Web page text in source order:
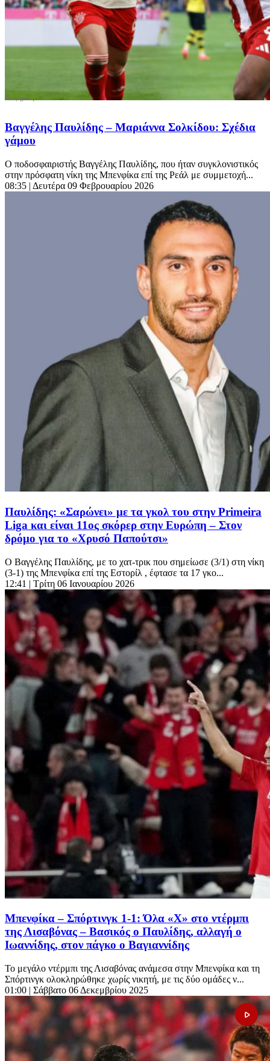
Βαγγέλης Παυλίδης – Μαριάννα Σολκίδου: Σχέδια
γάμου
Ο ποδοσφαιριστής Βαγγέλης Παυλίδης, που ήταν συγκλονιστικός
στην πρόσφατη νίκη της Μπενφίκα επί της Ρεάλ με συμμετοχή...
08:35 | Δευτέρα 09 Φεβρουαρίου 2026
Παυλίδης: «Σαρώνει» με τα γκολ του στην Primeira
Liga και είναι 11ος σκόρερ στην Ευρώπη – Στον
δρόμο για το «Χρυσό Παπούτσι»
Ο Βαγγέλης Παυλίδης, με το χατ-τρικ που σημείωσε (3/1) στη νίκη
(3-1) της Μπενφίκα επί της Εστορίλ , έφτασε τα 17 γκο...
12:41 | Τρίτη 06 Ιανουαρίου 2026
Μπενφίκα – Σπόρτινγκ 1-1: Όλα «Χ» στο ντέρμπι
της Λισαβόνας – Βασικός ο Παυλίδης, αλλαγή ο
Ιωαννίδης, στον πάγκο ο Βαγιαννίδης
Το μεγάλο ντέρμπι της Λισαβόνας ανάμεσα στην Μπενφίκα και τη
Σπόρτινγκ ολοκληρώθηκε χωρίς νικητή, με τις δύο ομάδες ν...
01:00 | Σάββατο 06 Δεκεμβρίου 2025